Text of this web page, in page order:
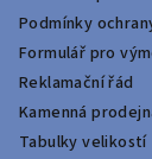
Podmínky
Formulář pro
Reklamační řád
Kamenná
Tabulky velikostí